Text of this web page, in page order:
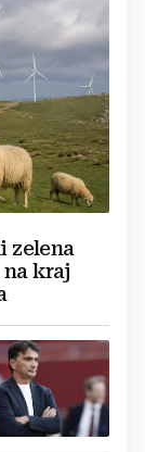
zelena
kraj